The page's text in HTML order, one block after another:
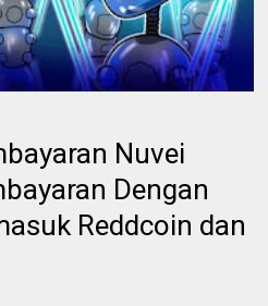
Nuvei
Dengan
Reddcoin dan